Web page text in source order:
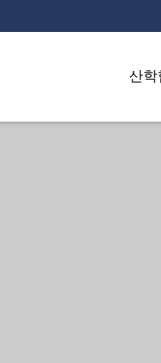
산학